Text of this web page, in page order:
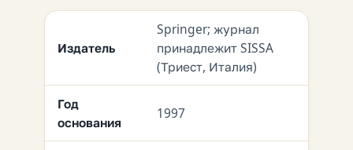
Издатель
Springer; журнал
принадлежит SISSA
(Триест, Италия)
Год
основания
1997